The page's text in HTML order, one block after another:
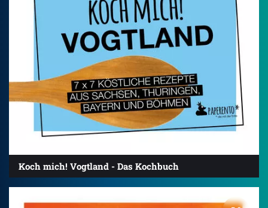
Koch mich! Vogtland - Das Kochbuch